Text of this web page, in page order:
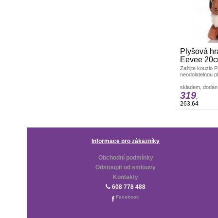
Plyšová
Eevee
Zažijte kouzlo
neodolatelnou
skladem,
319,-
263,64
Informace pro zákazníky
Obchodní podmínky
Odstoupit od smlouvy
Kontakty
608 778 488
Facebook